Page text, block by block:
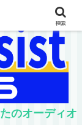
のオーディオ
検索